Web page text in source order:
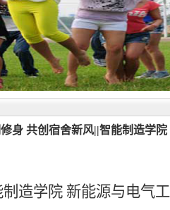
身 共创宿舍新风||智能制造学
造学院 新能源与电气